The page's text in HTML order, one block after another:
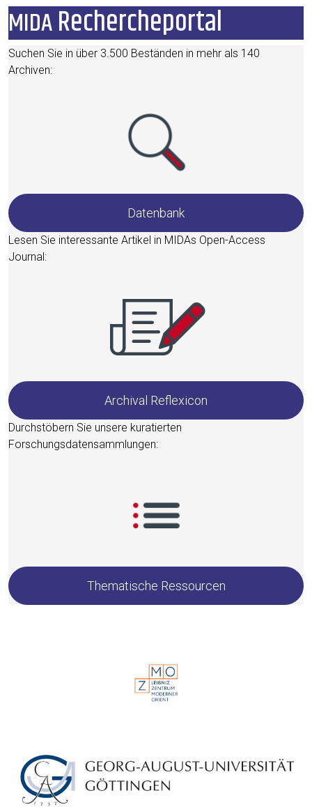
MIDARechercheportal
Suchen Sie in über 3.500 Bestän­den in mehr als 140
Archiven:
Daten­bank
Lesen Sie inter­es­san­te Arti­kel in MIDAs Open-Access
Journal:
Archi­val Reflexicon
Durch­stö­bern Sie unse­re kura­tier­ten
Forschungsdatensammlungen:
The­ma­ti­sche Ressourcen